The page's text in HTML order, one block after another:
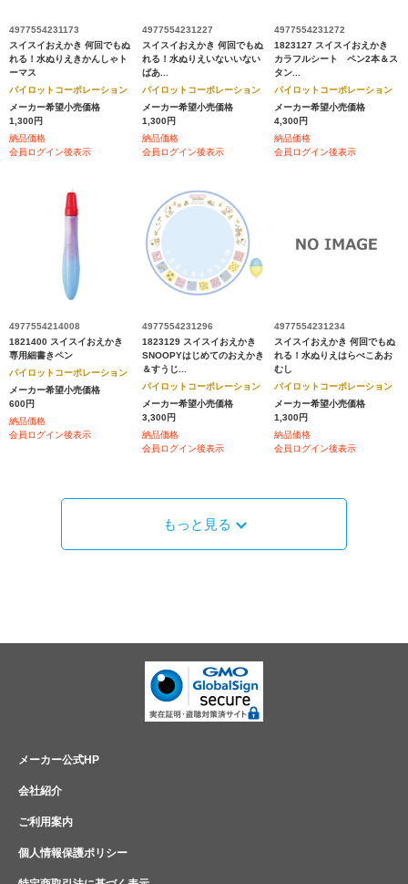
4977554231173
スイスイおえかき 何回でもぬ
れる！水ぬりえきかんしゃト
ーマス
パイロットコーポレーション
メーカー希望小売価格
1,300円
納品価格
会員ログイン後表示
4977554231227
スイスイおえかき 何回でもぬ
れる！水ぬりえいないいない
ばあ...
パイロットコーポレーション
メーカー希望小売価格
1,300円
納品価格
会員ログイン後表示
4977554231272
1823127 スイスイおえかき
カラフルシート ペン2本＆ス
タン...
パイロットコーポレーション
メーカー希望小売価格
4,300円
納品価格
会員ログイン後表示
4977554214008
1821400 スイスイおえかき
専用細書きペン
パイロットコーポレーション
メーカー希望小売価格
600円
納品価格
会員ログイン後表示
4977554231296
1823129 スイスイおえかき
SNOOPYはじめてのおえかき
＆すうじ...
パイロットコーポレーション
メーカー希望小売価格
3,300円
納品価格
会員ログイン後表示
4977554231234
スイスイおえかき 何回でもぬ
れる！水ぬりえはらぺこあお
むし
パイロットコーポレーション
メーカー希望小売価格
1,300円
納品価格
会員ログイン後表示
もっと見る
メーカー公式HP
会社紹介
ご利用案内
個人情報保護ポリシー